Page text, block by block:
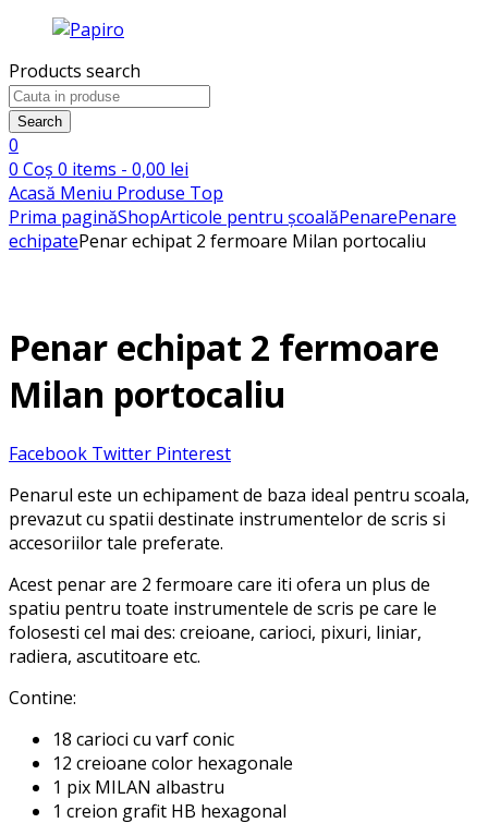
Products search
Search
0
0 Coș 0 items - 0,00 lei
Acasă Meniu Produse Top
Prima paginăShopArticole pentru școalăPenarePenare
echipatePenar echipat 2 fermoare Milan portocaliu
Penar echipat 2 fermoare
Milan portocaliu
Facebook Twitter Pinterest
Penarul este un echipament de baza ideal pentru scoala,
prevazut cu spatii destinate instrumentelor de scris si
accesoriilor tale preferate.
Acest penar are 2 fermoare care iti ofera un plus de
spatiu pentru toate instrumentele de scris pe care le
folosesti cel mai des: creioane, carioci, pixuri, liniar,
radiera, ascutitoare etc.
Contine:
18 carioci cu varf conic
12 creioane color hexagonale
1 pix MILAN albastru
1 creion grafit HB hexagonal